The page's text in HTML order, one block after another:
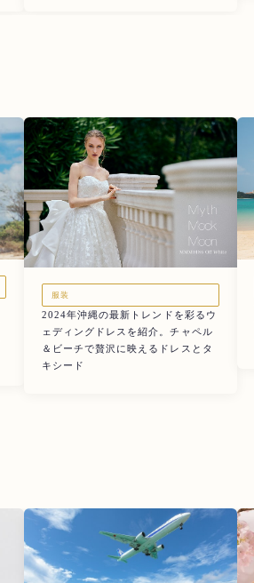
服装
2024年沖縄の最新トレンドを彩るウ
ェディングドレスを紹介。チャペル
＆ビーチで贅沢に映えるドレスとタ
キシード